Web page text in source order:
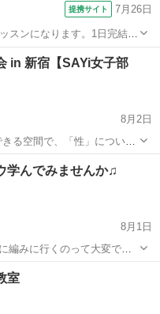
提携サイト 7月26日
スンになります。1日完結3
が楽しめるようになるレッ
、未経験・初心者の方でも
in 新宿【SAYi女子部
8月2日
聞いてみたい」 そんな
シングルマザー
学んでみませんか♫
8月1日
迎も楽になる！ とお考えの
ママ
室